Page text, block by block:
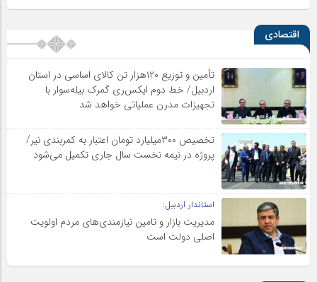
اقتصادی
تأمین و توزیع ۱۲۰هزار تن کالای اساسی در استان
اردبیل/ خط دوم ایکس‌ری گمرک بیله‌سوار با
تجهیزات مدرن عملیاتی خواهد شد
تخصیص ۳۰۰میلیارد تومان اعتبار به کمربندی نیر/
پروژه در نیمه نخست سال جاری تکمیل می‌شود
استاندار اردبیل:
مدیریت بازار و تامین نیازمندی‌های مردم اولویت‌
اصلی دولت است